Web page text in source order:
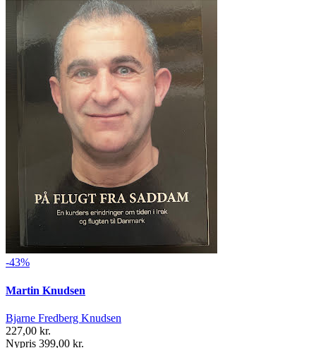
-43%
Martin Knudsen
Bjarne Fredberg Knudsen
227,00 kr.
Nypris 399,00 kr.